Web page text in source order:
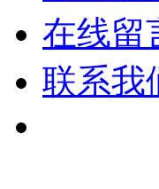
在线留
联系我